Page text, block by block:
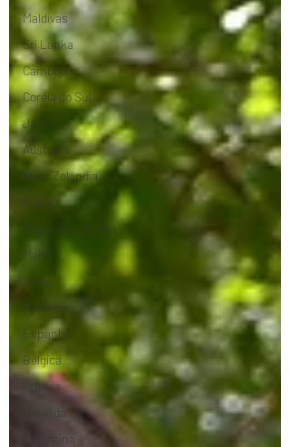
Maldivas
Sri Lanka
Camboja
Coréia do Sul
Japão
Austrália
Nova Zelândia
Rússia
República Tcheca
Malta
Itália
Inglaterra
Espanha
Bélgica
França
Holanda
Argentina